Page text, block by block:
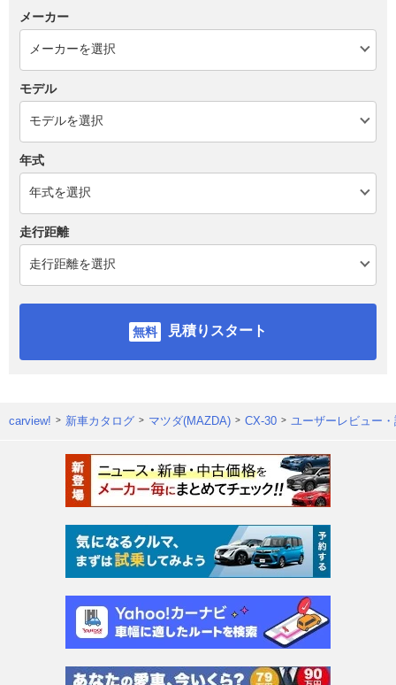
メーカー
モデル
年式
走行距離
見積りスタート
carview! 新車カタログ マツダ(MAZDA) CX-30 ユーザーレビュー